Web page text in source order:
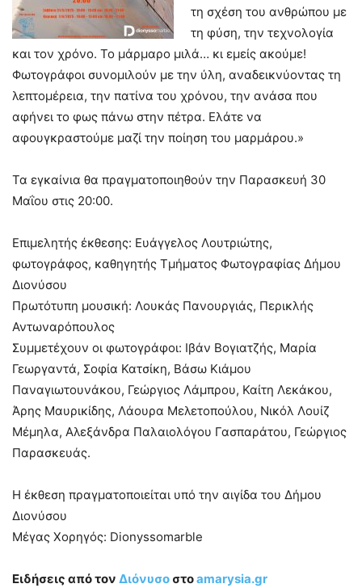
τη σχέση του ανθρώπου με
τη φύση, την τεχνολογία
και τον χρόνο. Το μάρμαρο μιλά… κι εμείς ακούμε!
Φωτογράφοι συνομιλούν με την ύλη, αναδεικνύοντας τη
λεπτομέρεια, την πατίνα του χρόνου, την ανάσα που
αφήνει το φως πάνω στην πέτρα. Ελάτε να
αφουγκραστούμε μαζί την ποίηση του μαρμάρου.»
Τα εγκαίνια θα πραγματοποιηθούν την Παρασκευή 30
Μαΐου στις 20:00.
Επιμελητής έκθεσης: Ευάγγελος Λουτριώτης,
φωτογράφος, καθηγητής Τμήματος Φωτογραφίας Δήμου
Διονύσου
Πρωτότυπη μουσική: Λουκάς Πανουργιάς, Περικλής
Αντωναρόπουλος
Συμμετέχουν οι φωτογράφοι: Ιβάν Βογιατζής, Μαρία
Γεωργαντά, Σοφία Κατσίκη, Βάσω Κιάμου
Παναγιωτουνάκου, Γεώργιος Λάμπρου, Καίτη Λεκάκου,
Άρης Μαυρικίδης, Λάουρα Μελετοπούλου, Νικόλ Λουίζ
Μέμηλα, Αλεξάνδρα Παλαιολόγου Γασπαράτου, Γεώργιος
Παρασκευάς.
Η έκθεση πραγματοποιείται υπό την αιγίδα του Δήμου
Διονύσου
Μέγας Χορηγός: Dionyssomarble
Ειδήσεις από τον Διόνυσο στοamarysia.gr